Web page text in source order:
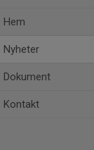
Hem
Nyheter
Dokument
Kontakt